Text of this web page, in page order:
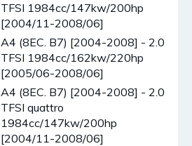
TFSI 1984cc/147kw/200hp
[2004/11-2008/06]
A4 (8EC. B7) [2004-2008] - 2.0
TFSI 1984cc/162kw/220hp
[2005/06-2008/06]
A4 (8EC. B7) [2004-2008] - 2.0
TFSI quattro
1984cc/147kw/200hp
[2004/11-2008/06]